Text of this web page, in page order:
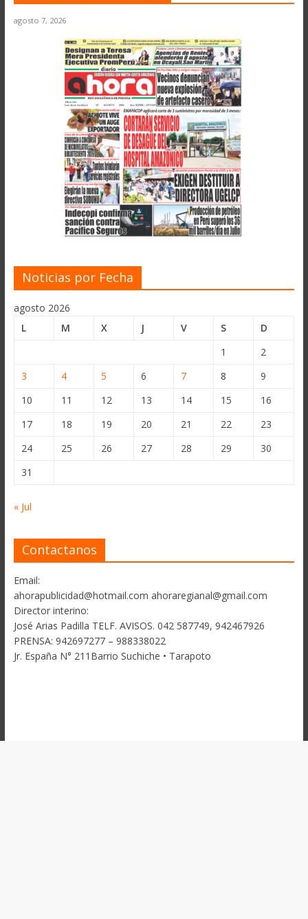
agosto 7, 2026
Noticias por Fecha
agosto 2026
L
M X J V S
D
1
2
3
4 5 6 7 8
9
10
11 12 13 14 15
16
17
18 19 20 21 22
23
24
25 26 27 28 29
30
31
« Jul
Contactanos
Email:
ahorapublicidad@hotmail.com ahoraregianal@gmail.com
Director interino:
José Arias Padilla TELF. AVISOS. 042 587749, 942467926
PRENSA: 942697277 – 988338022
Jr. España N° 211Barrio Suchiche • Tarapoto